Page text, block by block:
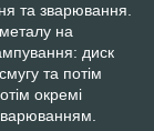
та зварювання.
на
диск
та потім
окремі